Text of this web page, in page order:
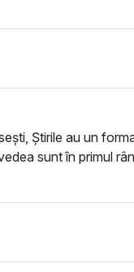
Știrile au un
sunt în primul